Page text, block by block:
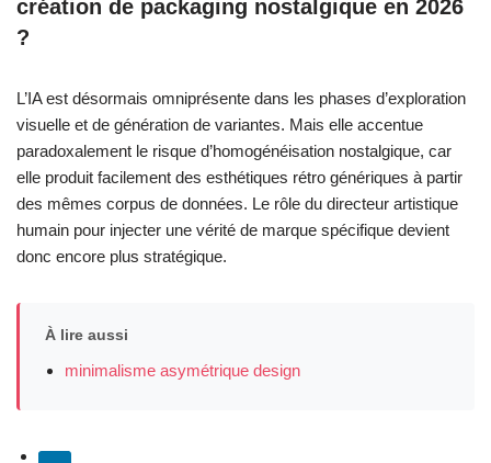
création de packaging nostalgique en 2026
?
L’IA est désormais omniprésente dans les phases d’exploration
visuelle et de génération de variantes. Mais elle accentue
paradoxalement le risque d’homogénéisation nostalgique, car
elle produit facilement des esthétiques rétro génériques à partir
des mêmes corpus de données. Le rôle du directeur artistique
humain pour injecter une vérité de marque spécifique devient
donc encore plus stratégique.
À lire aussi
minimalisme asymétrique design